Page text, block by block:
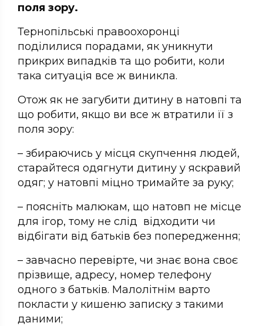
поля зору.
Тернопільські правоохоронці
поділилися порадами, як уникнути
прикрих випадків та що робити, коли
така ситуація все ж виникла.
Отож як не загубити дитину в натовпі та
що робити, якщо ви все ж втратили її з
поля зору:
– збираючись у місця скупчення людей,
старайтеся одягнути дитину у яскравий
одяг; у натовпі міцно тримайте за руку;
– поясніть малюкам, що натовп не місце
для ігор, тому не слід відходити чи
відбігати від батьків без попередження;
– завчасно перевірте, чи знає вона своє
прізвище, адресу, номер телефону
одного з батьків. Малолітнім варто
покласти у кишеню записку з такими
даними;